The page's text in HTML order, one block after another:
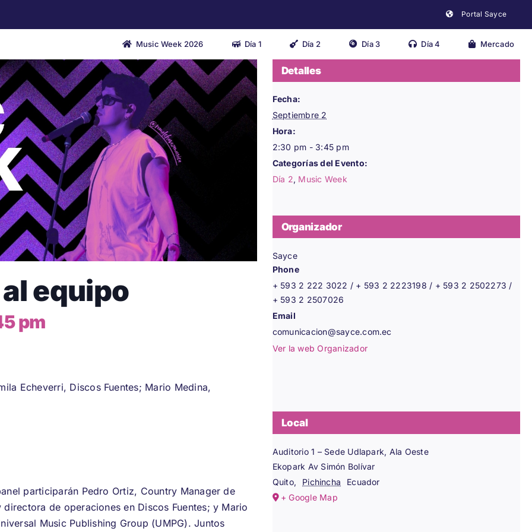
Portal Sayce
Music Week 2026 Día 1 Día 2 Día 3 Día 4 Mercado
equipo
pm
Echeverri, Discos Fuentes; Mario Medina,
participarán Pedro Ortiz, Country Manager de
de operaciones en Discos Fuentes; y Mario
Music Publishing Group (UMPG). Juntos
Detalles
Fecha:
Septiembre 2
Hora:
2:30 pm - 3:45 pm
Categorías del Evento:
Día 2, Music Week
Organizador
Sayce
Phone
+ 593 2 222 3022 / + 593 2 2223198 / + 593 2 2502273 /
+ 593 2 2507026
Email
comunicacion@sayce.com.ec
Ver la web Organizador
Local
Auditorio 1 – Sede Udlapark, Ala Oeste
Ekopark Av Simón Bolívar
Quito, Pichincha
Ecuador
+ Google Map